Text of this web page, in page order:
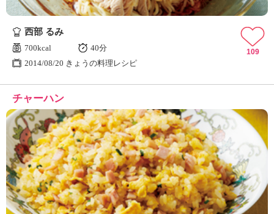
西部 るみ
700kcal
40分
2014/08/20 きょうの料理レシピ
109
チャーハン